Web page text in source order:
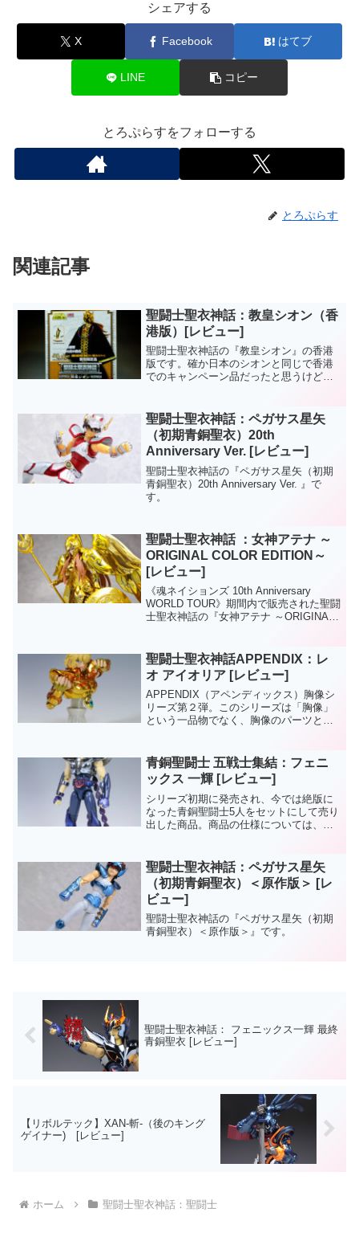
シェアする
X Facebook はてブ
LINE コピー
とろぷらすをフォローする
とろぷらす
関連記事
聖闘士聖衣神話：教皇シオン（香
港版）[レビュー]
聖闘士聖衣神話の『教皇シオン』の香港
版です。確か日本のシオンと同じで香港
でのキャンペーン品だったと思うけど、
のデザインになってますよ。聖闘士聖衣
神話：教皇シオン香港版は...
聖闘士聖衣神話：ペガサス星矢
（初期青銅聖衣）20th
Anniversary Ver. [レビュー]
聖闘士聖衣神話の『ペガサス星矢（初期
青銅聖衣）20th Anniversary Ver. 』で
す。
聖闘士聖衣神話 ：女神アテナ ～
ORIGINAL COLOR EDITION～
[レビュー]
《魂ネイションズ 10th Anniversary
WORLD TOUR》期間内で販売された聖闘
士聖衣神話の『女神アテナ ～ORIGINAL
す。
聖闘士聖衣神話APPENDIX：レ
オ アイオリア [レビュー]
APPENDIX（アペンディックス）胸像シ
リーズ第２弾。このシリーズは「胸像」
という一品物でなく、胸像のパーツと聖
プできる仕様になってます。このアイオ
リアは「アテナエク...
青銅聖闘士 五戦士集結：フェニ
ックス 一輝 [レビュー]
シリーズ初期に発売され、今では絶版に
なった青銅聖闘士5人をセットにして売り
出した商品。商品の仕様については、同
銅聖闘士 五戦士集結』セットの紹介は終
了です。
聖闘士聖衣神話：ペガサス星矢
（初期青銅聖衣）＜原作版＞ [レ
ビュー]
聖闘士聖衣神話の『ペガサス星矢（初期
青銅聖衣）＜原作版＞』です。
聖闘士聖衣神話： フェニックス一輝 最終
青銅聖衣 [レビュー]
【リボルテック】XAN-斬-（後のキング
ゲイナー) [レビュー]
ホーム 聖闘士聖衣神話：聖闘士